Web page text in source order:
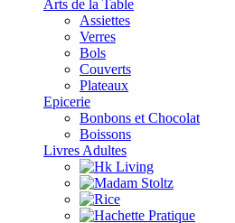
Arts de la Table
Assiettes
Verres
Bols
Couverts
Plateaux
Epicerie
Bonbons et Chocolat
Boissons
Livres Adultes